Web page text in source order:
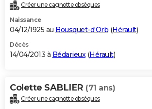
Créer une cagnotte obsèques
Naissance
04/12/1925 au Bousquet-d'Orb (Hérault)
Décès
14/04/2013 à Bédarieux (Hérault)
Colette SABLIER (71 ans)
Créer une cagnotte obsèques